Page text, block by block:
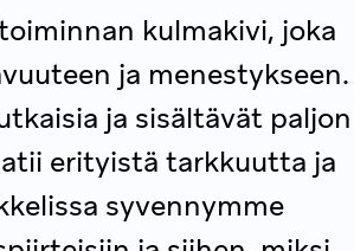
kulmakivi, joka
ja menestykseen.
ja sisältävät paljon
erityistä tarkkuutta ja
syvennymme